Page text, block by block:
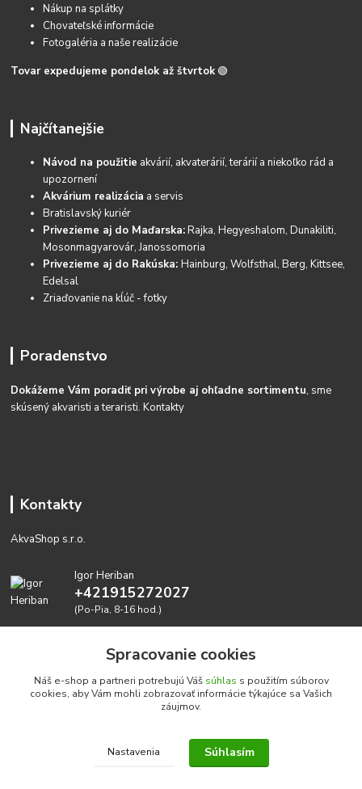
Nákup na splátky
Chovateľské informácie
Fotogaléria a naše realizácie
Tovar expedujeme pondelok až štvrtok 🟢
Najčítanejšie
Návod na použitie akvárií, akvaterárií, terárií a niekoľko rád a
upozornení
Akvárium realizácia a servis
Bratislavský kuriér
Privezieme aj do Maďarska:Rajka, Hegyeshalom, Dunakiliti,
Mosonmagyarovár, Janossomoria
Privezieme aj do Rakúska:Hainburg, Wolfsthal, Berg, Kittsee,
Edelsal
Zriaďovanie na kĺúč - fotky
Poradenstvo
Dokážeme Vám poradiť pri výrobe aj ohľadne sortimentu, sme
skúsený akvaristi a teraristi.Kontakty
Kontakty
AkvaShop s.r.o.
Igor Heriban
+421915272027
(Po-Pia, 8-16 hod.)
Realizujeme prírodné akvária: AkvaShop s.r.o. • IBAN:
SK3911000000002947087849
Spracovanie cookies
Náš e-shop a partneri potrebujú Váš súhlas s použitím súborov
cookies, aby Vám mohli zobrazovať informácie týkajúce sa Vašich
záujmov.
Nastavenia Súhlasím